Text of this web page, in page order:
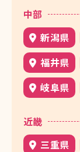
中部
新潟県
福井県
岐阜県
近畿
三重県